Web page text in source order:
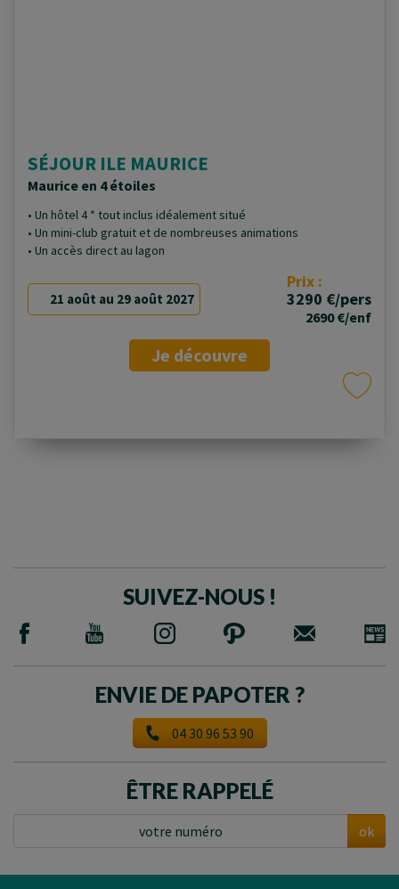
SÉJOUR ILE MAURICE
Maurice en 4 étoiles
• Un hôtel 4 * tout inclus idéalement situé
• Un mini-club gratuit et de nombreuses animations
• Un accès direct au lagon
21 août au 29 août 2027
Prix :
3290 €/pers
2690 €/enf
Je découvre
SUIVEZ-NOUS !
ENVIE DE PAPOTER ?
04 30 96 53 90
ÊTRE RAPPELÉ
ok